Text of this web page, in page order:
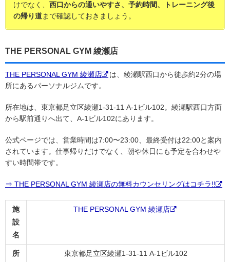
けでなく、 西口からの通いやすさ、予約時間、トレーニング後
の帰り道まで確認しておきましょう。
THE PERSONAL GYM 綾瀬店
THE PERSONAL GYM 綾瀬店
は、綾瀬駅西口から徒歩約2分の場
所にあるパーソナルジムです。
所在地は、東京都足立区綾瀬1-31-11 A-1ビル102。綾瀬駅西口方面
から駅前通りへ出て、A-1ビル102にあります。
公式ページでは、営業時間は7:00〜23:00、最終受付は22:00と案内
されています。仕事帰りだけでなく、朝や休日にも予定を合わせや
すい時間帯です。
⇒ THE PERSONAL GYM 綾瀬店の無料カウンセリングはコチラ!!
施
設
名
THE PERSONAL GYM 綾瀬店
所 東京都足立区綾瀬1-31-11 A-1ビル102